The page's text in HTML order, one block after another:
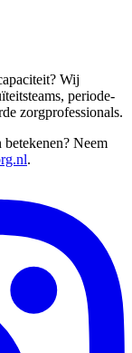
Wij
periode-
zorgprofessionals.
Neem
.